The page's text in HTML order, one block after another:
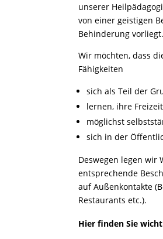
unserer
von einer geistigen
Behinderung vorliegt.
Wir möchten, dass
Fähigkeiten
sich als Teil der
lernen, ihre
möglichst
sich in der
Deswegen legen wir
entsprechende
auf Außenkontakte
Restaurants etc.).
Hier finden Sie